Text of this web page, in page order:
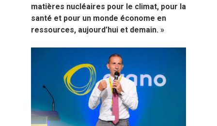
matières nucléaires pour le climat, pour la
santé et pour un monde économe en
ressources, aujourd’hui et demain. »